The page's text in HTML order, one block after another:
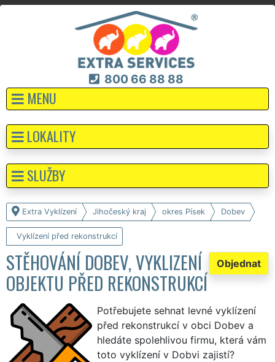
800 66 88 88
MENU
Extra Vyklízení Jihočeský kraj okres Písek Dobev
Vyklízení před rekonstrukcí
Objednat
STĚHOVÁNÍ DOBEV, VYKLIZENÍ
OBJEKTU PŘED REKONSTRUKCÍ
Potřebujete sehnat levné vyklízení
před rekonstrukcí v obci Dobev a
hledáte spolehlivou firmu, která vám
toto vyklízení v Dobvi zajistí?
LOKALITY
SLUŽBY